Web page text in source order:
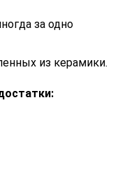
за одно
из керамики.